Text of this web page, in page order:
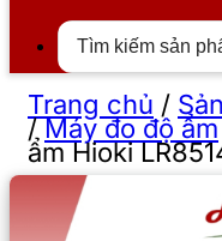
Trang chủ /
/Máy đo độ ẩm
ẩm Hioki